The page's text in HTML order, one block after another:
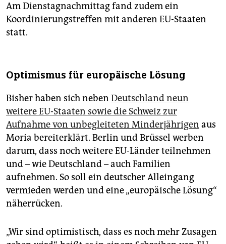
Am Dienstagnachmittag fand zudem ein
Koordinierungstreffen mit anderen EU-Staaten
statt.
Optimismus für europäische Lösung
Bisher haben sich neben Deutschland neun
weitere EU-Staaten sowie die Schweiz zur
Aufnahme von unbegleiteten Minderjährigen aus
Moria bereiterklärt. Berlin und Brüssel werben
darum, dass noch weitere EU-Länder teilnehmen
und – wie Deutschland – auch Familien
aufnehmen. So soll ein deutscher Alleingang
vermieden werden und eine „europäische Lösung“
näherrücken.
„Wir sind optimistisch, dass es noch mehr Zusagen